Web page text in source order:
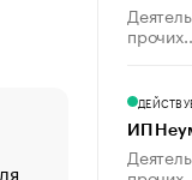
«От спорта
ИП